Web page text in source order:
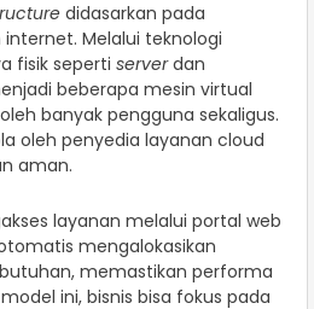
didasarkan pada
Melalui teknologi
fisik seperti serverdan
beberapa mesin virtual
banyak pengguna sekaligus.
oleh penyedia layanan cloud
aman.
layanan melalui portal web
mengalokasikan
memastikan performa
ini, bisnis bisa fokus pada